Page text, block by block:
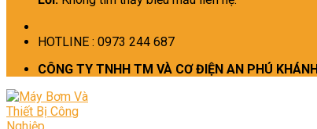
HOTLINE : 0973 244 687
CÔNG TY TNHH TM VÀ CƠ ĐIỆN AN PHÚ KHÁNH